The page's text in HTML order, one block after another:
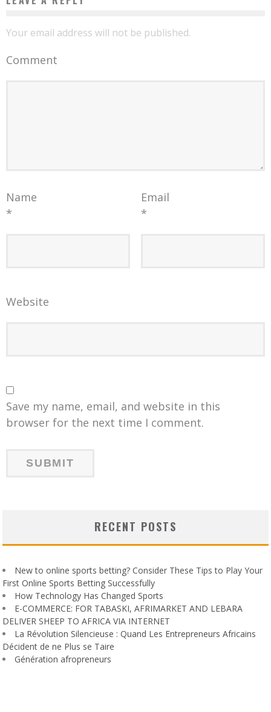
Your email address will not be published.
Comment
Name
*
Email
*
Website
Save my name, email, and website in this
browser for the next time I comment.
RECENT POSTS
New to online sports betting? Consider These Tips to Play Your
First Online Sports Betting Successfully
How Technology Has Changed Sports
E-COMMERCE: FOR TABASKI, AFRIMARKET AND LEBARA
DELIVER SHEEP TO AFRICA VIA INTERNET
La Révolution Silencieuse : Quand Les Entrepreneurs Africains
Décident de ne Plus se Taire
Génération afropreneurs